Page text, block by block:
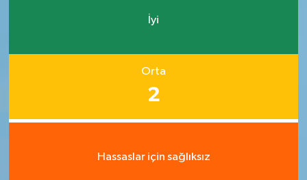
İyi
Orta
2
Hassaslar için sağlıksız